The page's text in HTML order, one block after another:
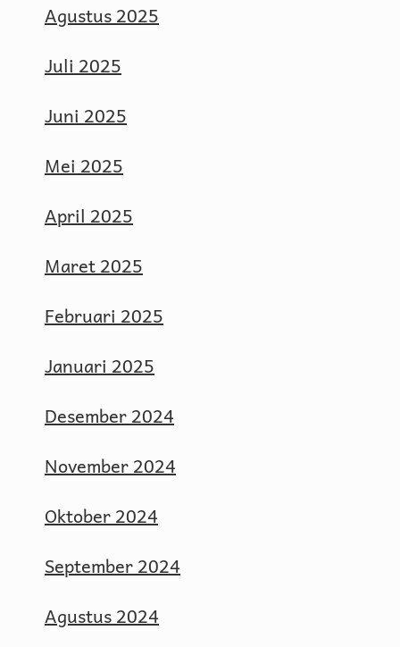
Agustus 2025
Juli 2025
Juni 2025
Mei 2025
April 2025
Maret 2025
Februari 2025
Januari 2025
Desember 2024
November 2024
Oktober 2024
September 2024
Agustus 2024